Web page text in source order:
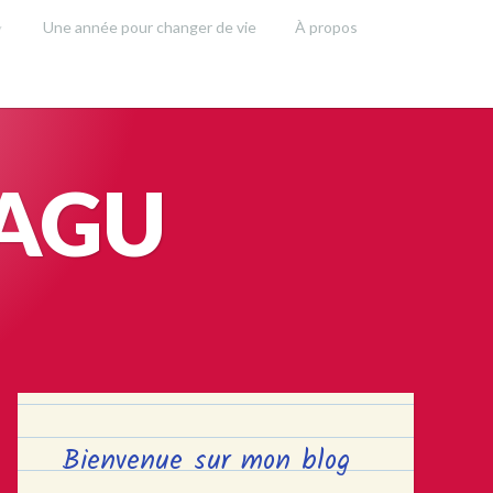
Une année pour changer de vie À propos
Bienvenue sur mon blog